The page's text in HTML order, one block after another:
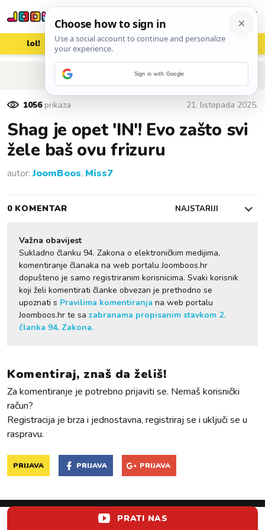
lol! aww vrh! woot?!
POVRATAK NA ČLANAK
1056prikaza 21. listopada 2025.
Shag je opet 'IN'! Evo zašto svi
žele baš ovu frizuru
autor:JoomBoos, Miss7
0 KOMENTAR NAJSTARIJI
Važna obavijest
Sukladno članku 94. Zakona o elektroničkim medijima,
komentiranje članaka na web portalu Joomboos.hr
dopušteno je samo registriranim korisnicima. Svaki korisnik
koji želi komentirati članke obvezan je prethodno se
upoznati s Pravilima komentiranja na web portalu
Joomboos.hr te sa zabranama propisanim stavkom 2.
članka 94. Zakona.
Komentiraj, znaš da želiš!
Za komentiranje je potrebno prijaviti se. Nemaš korisnički
račun?
Registracija je brza i jednostavna, registriraj se i uključi se u
raspravu.
PRIJAVA PRIJAVA PRIJAVA
PRATI NAS
Sign in with Google